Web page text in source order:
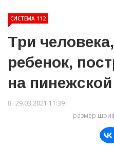
СИСТЕМА 112
Три
ребенок,
на
29.03.2021 11:39
размер